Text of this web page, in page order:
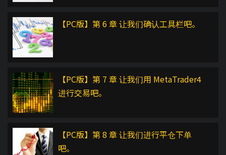
【PC版】第 6 章 让我们确认工具栏吧。
【PC版】第 7 章 让我们用 MetaTrader4
进行交易吧。
【PC版】第 8 章 让我们进行平仓下单
吧。